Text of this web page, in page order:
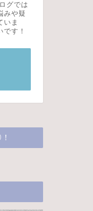
グでは
みや疑
いま
す！